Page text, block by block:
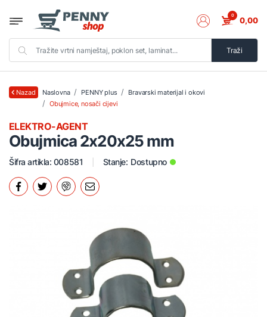
Traži
0 0,00
Nazad Naslovna PENNY plus
Bravarski materijal i okovi
Obujmice, nosači cijevi
Obujmica 2x20x25 mm
ELEKTRO-AGENT
Šifra artikla: 008581 Stanje: Dostupno